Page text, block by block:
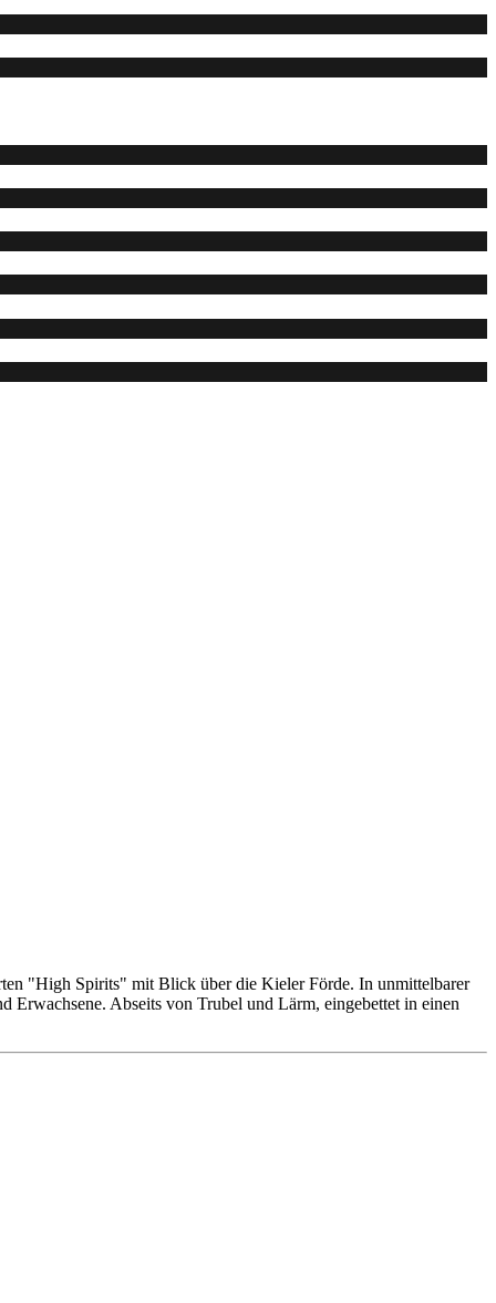
"High Spirits" mit Blick über die Kieler Förde. In unmittelbarer
Abseits von Trubel und Lärm, eingebettet in einen